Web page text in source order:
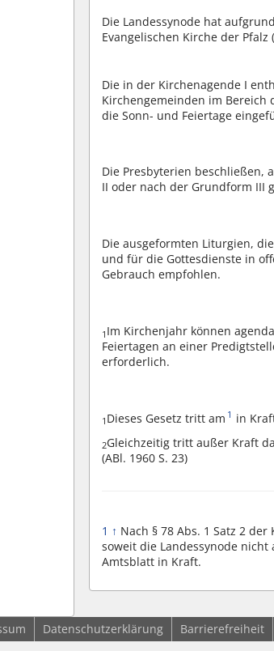
Die Landessynode hat
Evangelischen Kirche der
Die in der Kirchenagende I
Kirchengemeinden im Bereich
die Sonn- und Feiertage
Die Presbyterien beschließen,
II oder nach der Grundform III
Die ausgeformten Liturgien,
und für die Gottesdienste in
Gebrauch empfohlen.
1 Im Kirchenjahr können
Feiertagen an einer
erforderlich.
1 Dieses Gesetz tritt am 1 in
2Gleichzeitig tritt außer Kraft
(ABl. 1960 S. 23)
1 ↑ Nach § 78 Abs. 1 Satz 2
soweit die Landessynode
Amtsblatt in Kraft.
Datenschutzerklärung Barrierefreiheit